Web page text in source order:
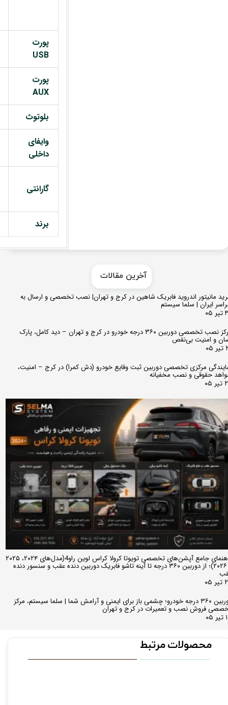
پورت
USB
پورت
AUX
بلوتوث
وایفای
داخلی
گارانتی
برند
مانیتور اندروید فابریک شاهین در کرج و تهران| نصب تخصصی و ارسال به
ایران | سلما سیستم
مرکز نصب تخصصی دوربین ۳۶۰ درجه خودرو در کرج و تهران – دید کامل، پارک
و امنیت بی‌نقص
مرکزی تخصصی دوربین ثبت وقایع خودرو (دش کمرا) در کرج – امنیت،
حقوقی و نصب مخفیانه
راهنمای جامع آپشن‌های تخصصی تویوتا کرولا کراس لوین راو4(مدل‌های ۲۰۲۴، ۲۰۲۵
و ۲۰۲۶)؛ از دوربین ۳۶۰ درجه تا آینه تاشو فابریک دوربین دنده عقب و سنسور دنده
دوربین ۳۶۰ درجه خودرو؛ چشمی باز برای ایمنی و آرامش شما | سلما سیستم، مرکز
فروش نصب و تعمیرات در کرج و تهران
​​آخرین مقالات
محصولات مرتبط